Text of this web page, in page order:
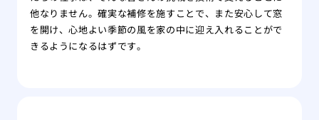
他なりません。確実な補修を施すことで、また安心して窓
を開け、心地よい季節の風を家の中に迎え入れることがで
きるようになるはずです。